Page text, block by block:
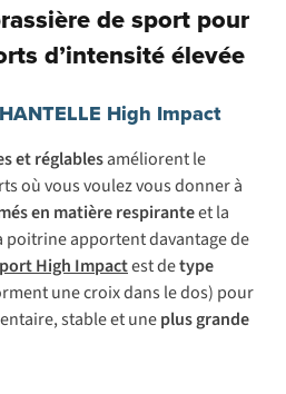
de sport pour
d’intensité élevée
High Impact
et réglablesaméliorent le
où vous voulez vous donner à
en matière respiranteet la
poitrine apportent davantage de
High Impactest detype
une croix dans le dos) pour
stable et uneplus grande